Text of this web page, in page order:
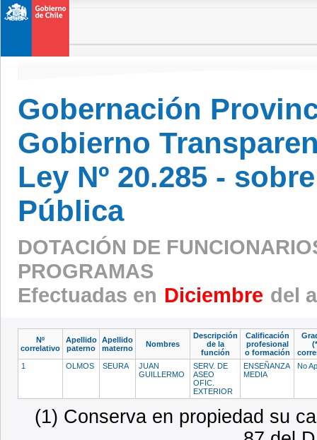
Gobernación
Gobierno
Ley Nº 20.285 -
Pública
DOTACIÓN DE
PROGRAMAS
Efectuadas en Diciembre del
Nº
correlativo
Apellido
paterno
Apellido
materno
Nombres
Descripción
de la
función
Calificación
profesional
o formación
1
OLMOS SEURA
JUAN
GUILLERMO
SERV. DE
ASEO
OFIC.
EXTERIOR
ENSEÑANZA
MEDIA
No
(1) Conserva en propiedad su